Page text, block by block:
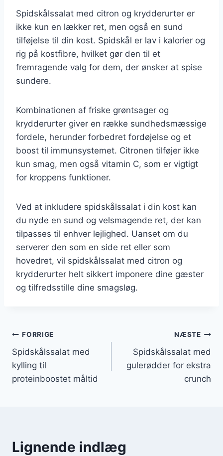
Spidskålssalat med citron og krydderurter er
ikke kun en lækker ret, men også en sund
tilføjelse til din kost. Spidskål er lav i kalorier og
rig på kostfibre, hvilket gør den til et
fremragende valg for dem, der ønsker at spise
sundere.
Kombinationen af friske grøntsager og
krydderurter giver en række sundhedsmæssige
fordele, herunder forbedret fordøjelse og et
boost til immunsystemet. Citronen tilføjer ikke
kun smag, men også vitamin C, som er vigtigt
for kroppens funktioner.
Ved at inkludere spidskålssalat i din kost kan
du nyde en sund og velsmagende ret, der kan
tilpasses til enhver lejlighed. Uanset om du
serverer den som en side ret eller som
hovedret, vil spidskålssalat med citron og
krydderurter helt sikkert imponere dine gæster
og tilfredsstille dine smagsløg.
Indlægsnavigation
FORRIGE
Spidskålssalat med
kylling til
proteinboostet måltid
NÆSTE
Spidskålssalat med
gulerødder for ekstra
crunch
Lignende indlæg